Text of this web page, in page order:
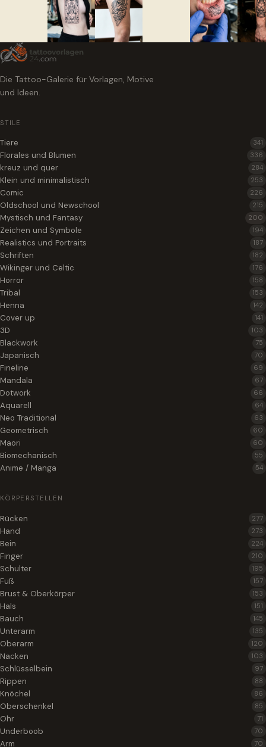
Die Tattoo-Galerie für Vorlagen, Motive
und Ideen.
STILE
Tiere 341
Florales und Blumen 336
kreuz und quer 284
Klein und minimalistisch 253
Comic 226
Oldschool und Newschool 215
Mystisch und Fantasy 200
Zeichen und Symbole 194
Realistics und Portraits 187
Schriften 182
Wikinger und Celtic 176
Horror 158
Tribal 153
Henna 142
Cover up 141
3D 103
Blackwork 75
Japanisch 70
Fineline 69
Mandala 67
Dotwork 66
Aquarell 64
Neo Traditional 63
Geometrisch 60
Maori 60
Biomechanisch 55
Anime / Manga 54
KÖRPERSTELLEN
Rücken 277
Hand 273
Bein 224
Finger 210
Schulter 195
Fuß 157
Brust & Oberkörper 153
Hals 151
Bauch 145
Unterarm 135
Oberarm 120
Nacken 103
Schlüsselbein 97
Rippen 88
Knöchel 86
Oberschenkel 85
Ohr 71
Underboob 70
Arm 70